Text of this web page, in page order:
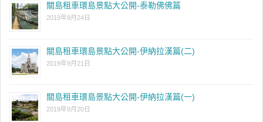
關島租車環島景點大公開-泰勒佛佛篇
2019年9月24日
關島租車環島景點大公開-伊納拉漢篇(二)
2019年9月21日
關島租車環島景點大公開-伊納拉漢篇(一)
2019年9月20日